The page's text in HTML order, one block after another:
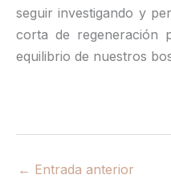
seguir investigando y
corta de regeneración
equilibrio de nuestros
← Entrada anterior